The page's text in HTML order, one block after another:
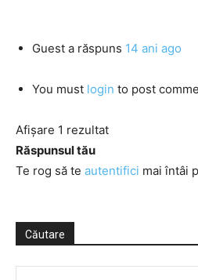
Guest a răspuns 14 ani ago
You must login to post
Afișare 1 rezultat
Răspunsul tău
Te rog să te autentifici mai întâi
Căutare